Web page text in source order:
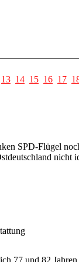
13 14 15 16 17
SPD-Flügel
nicht